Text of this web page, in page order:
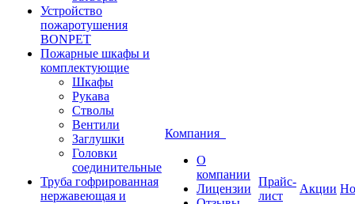
Устройство
пожаротушения
BONPET
Пожарные шкафы и
комплектующие
Шкафы
Рукава
Стволы
Вентили
Заглушки
Головки
соединительные
Труба гофрированная
нержавеющая и
Компания
О
компании
Лицензии
Прайс-
лист
Акции